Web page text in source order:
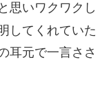
と思いワクワクし
してくれていた
耳元で一言ささ